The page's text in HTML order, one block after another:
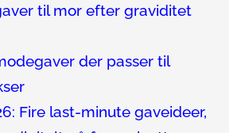
til mor efter graviditet
der passer til
Fire last-minute gaveideer,